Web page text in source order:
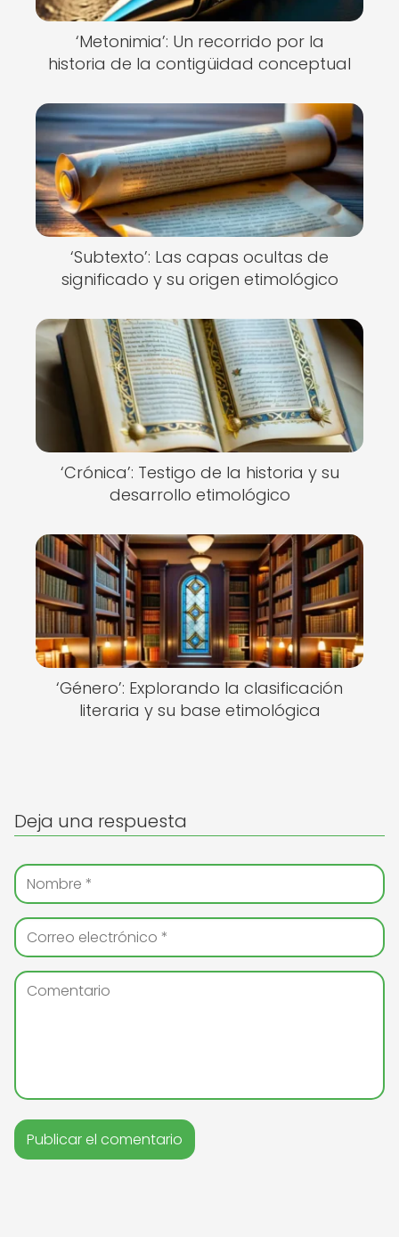
‘Metonimia’: Un recorrido por la
historia de la contigüidad conceptual
‘Subtexto’: Las capas ocultas de
significado y su origen etimológico
‘Crónica’: Testigo de la historia y su
desarrollo etimológico
‘Género’: Explorando la clasificación
literaria y su base etimológica
Deja una respuesta